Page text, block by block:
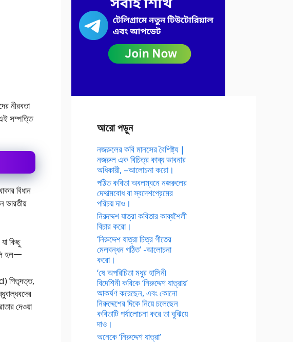
নীরবতা
এই সম্পত্তি
বিধান
ভারতীয়
কিছু
হল一
পিতৃদত্ত,
দেওয়া
আরো পড়ুন
নজরুলের কবি মানসের বৈশিষ্ট্য |
নজরুল এক বিচিত্র কাব্য ভাবনার
অধিকারী, –আলোচনা করো।
পঠিত কবিতা অবলম্বনে নজরুলের
দেশাত্মবোধ বা স্বদেশপ্রেমের
পরিচয় দাও।
নিরুদ্দেশ যাত্রা কবিতার কাব্যশৈলী
বিচার করো।
‘নিরুদ্দেশ যাত্রা চিত্র গীতের
মেলবন্ধন গঠিত’ -আলোচনা
করো।
‘ষে অপরিচিতা মধুর হাসিনী
বিদেশিনী কবিকে ‘নিরুদ্দেশ যাত্রায়’
আকর্ষণ করেছেন, এবং কোনো
নিরুদ্দেশের দিকে নিয়ে চলেছেন
কবিতাটি পর্যালোচনা করে তা বুঝিয়ে
দাও।
অনেকে ‘নিরুদ্দেশ যাত্রা’